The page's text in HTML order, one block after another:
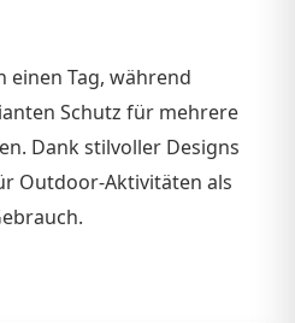
Tag, während
Schutz für mehrere
Dank stilvoller Designs
Outdoor-Aktivitäten als